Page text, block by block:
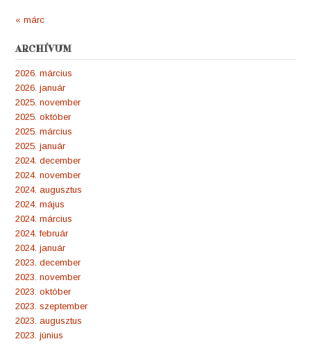
« márc
ARCHÍVUM
2026. március
2026. január
2025. november
2025. október
2025. március
2025. január
2024. december
2024. november
2024. augusztus
2024. május
2024. március
2024. február
2024. január
2023. december
2023. november
2023. október
2023. szeptember
2023. augusztus
2023. június